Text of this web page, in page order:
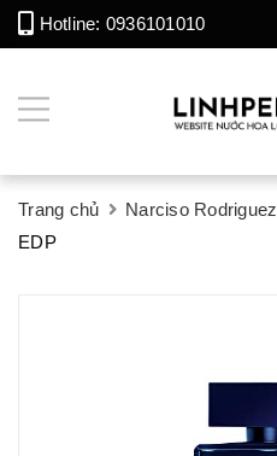
Hotline: 0936101010
Trang chủ Narciso Rodriguez
EDP